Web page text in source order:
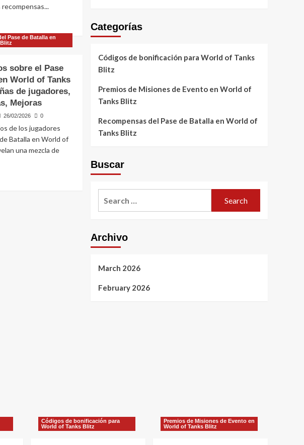
Pase de Batalla en
sobre el Pase
World of Tanks
de jugadores,
Mejoras
26/02/2026 0
de los jugadores
Batalla en World of
una mezcla de
Categorías
Códigos de bonificación para World of Tanks
Blitz
Premios de Misiones de Evento en World of
Tanks Blitz
Recompensas del Pase de Batalla en World of
Tanks Blitz
Buscar
Archivo
March 2026
February 2026
Códigos de bonificación para
World of Tanks Blitz
Premios de Misiones de Evento en
World of Tanks Blitz